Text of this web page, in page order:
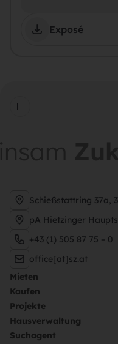
Exposé
Schießstattring 37a,
pA Hietzinger
+43 (1) 505 87 75 – 0
office[at]sz.at
Mieten
Kaufen
Projekte
Hausverwaltung
Suchagent